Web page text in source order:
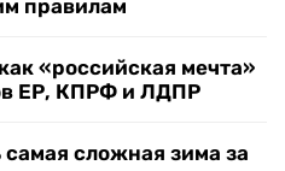
правилам
«российская мечта»
ЕР, КПРФ и ЛДПР
сложная зима за